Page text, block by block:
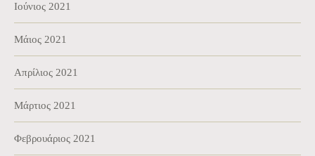
Ιούνιος 2021
Μάιος 2021
Απρίλιος 2021
Μάρτιος 2021
Φεβρουάριος 2021